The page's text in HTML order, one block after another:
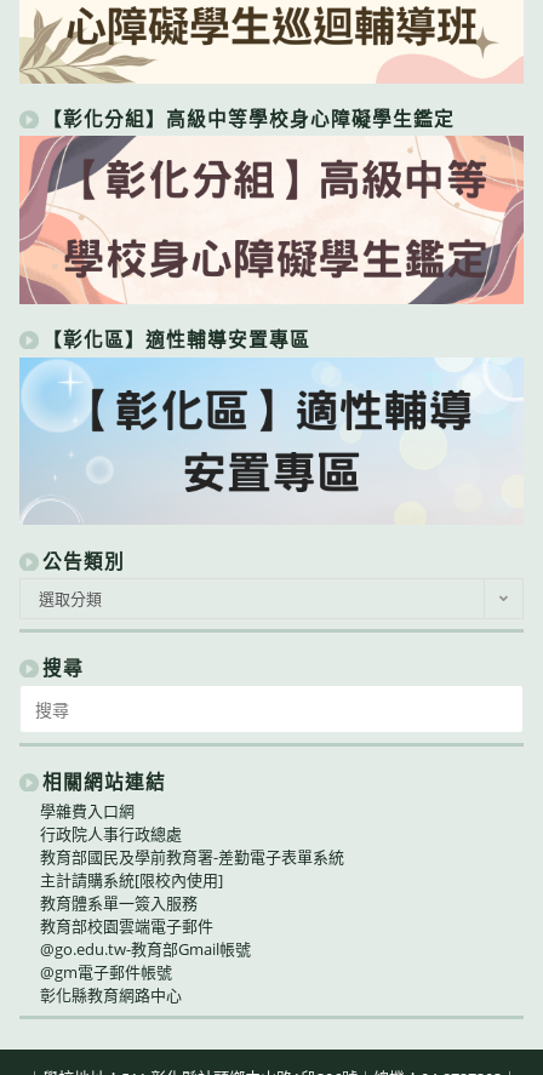
【彰化分組】高級中等學校身心障礙學生鑑定
【彰化區】適性輔導安置專區
公告類別
類
別
選取分類
搜尋
for:
相關網站連結
學雜費入口網
行政院人事行政總處
教育部國民及學前教育署-差勤電子表單系統
主計請購系統[限校內使用]
教育體系單一簽入服務
教育部校園雲端電子郵件
@go.edu.tw-教育部Gmail帳號
@gm電子郵件帳號
彰化縣教育網路中心